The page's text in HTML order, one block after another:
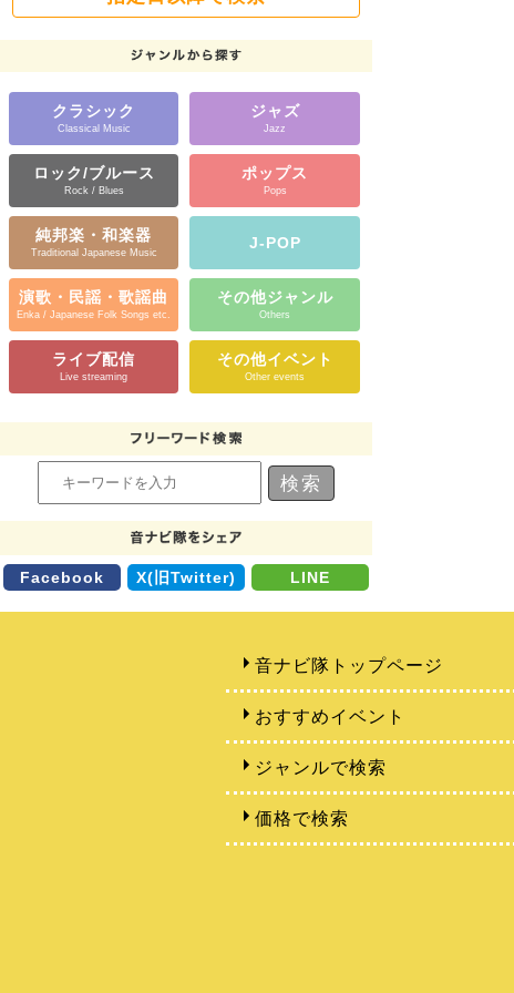
クラシック
Classical Music
ジャズ
Jazz
ロック/ブルース
Rock / Blues
ポップス
Pops
純邦楽・和楽器
Traditional Japanese Music
J-POP
演歌・民謡・歌謡曲
Enka / Japanese Folk Songs etc.
その他ジャンル
Others
ライブ配信
Live streaming
その他イベント
Other events
Facebook X(旧Twitter) LINE
音ナビ隊トップページ
おすすめイベント
ジャンルで検索
価格で検索